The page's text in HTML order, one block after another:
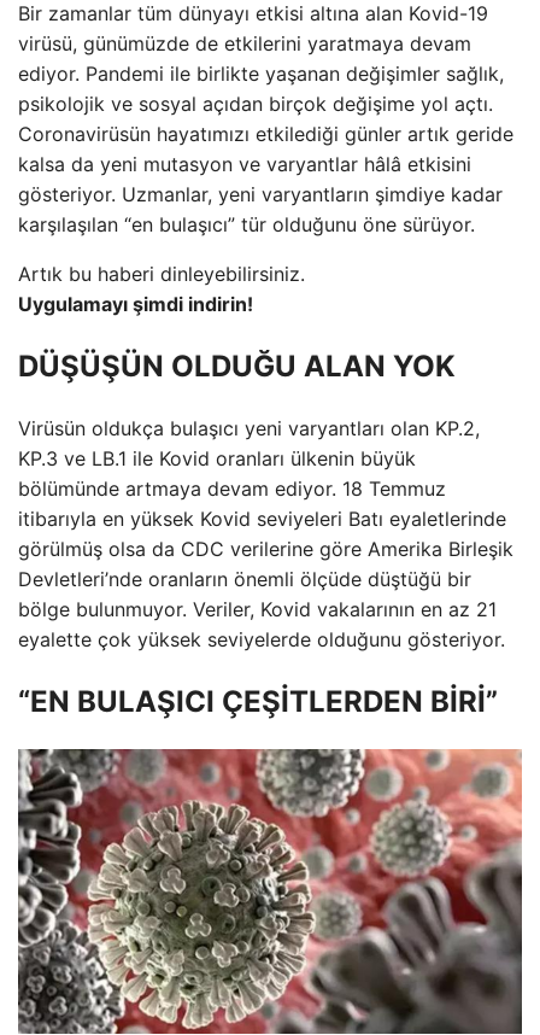
Bir zamanlar tüm dünyayı etkisi altına alan Kovid-19
virüsü, günümüzde de etkilerini yaratmaya devam
ediyor. Pandemi ile birlikte yaşanan değişimler sağlık,
psikolojik ve sosyal açıdan birçok değişime yol açtı.
Coronavirüsün hayatımızı etkilediği günler artık geride
kalsa da yeni mutasyon ve varyantlar hâlâ etkisini
gösteriyor. Uzmanlar, yeni varyantların şimdiye kadar
karşılaşılan “en bulaşıcı” tür olduğunu öne sürüyor.
Artık bu haberi dinleyebilirsiniz.
Uygulamayı şimdi indirin!
DÜŞÜŞÜN OLDUĞU ALAN YOK
Virüsün oldukça bulaşıcı yeni varyantları olan KP.2,
KP.3 ve LB.1 ile Kovid oranları ülkenin büyük
bölümünde artmaya devam ediyor. 18 Temmuz
itibarıyla en yüksek Kovid seviyeleri Batı eyaletlerinde
görülmüş olsa da CDC verilerine göre Amerika Birleşik
Devletleri’nde oranların önemli ölçüde düştüğü bir
bölge bulunmuyor. Veriler, Kovid vakalarının en az 21
eyalette çok yüksek seviyelerde olduğunu gösteriyor.
“EN BULAŞICI ÇEŞİTLERDEN BİRİ”